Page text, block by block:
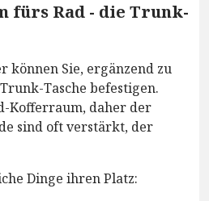
fürs Rad - die Trunk-
können Sie, ergänzend zu
Tasche befestigen.
Kofferraum, daher der
sind oft verstärkt, der
Dinge ihren Platz: